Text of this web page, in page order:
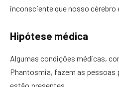
inconsciente que nosso cérebro
Hipótese médica
Algumas condições médicas,
Phantosmia, fazem as pessoas